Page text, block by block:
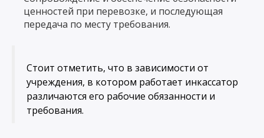
ценностей при перевозке, и последующая
передача по месту требования.
Стоит отметить, что в зависимости от
учреждения, в котором работает инкассатор
различаются его рабочие обязанности и
требования.